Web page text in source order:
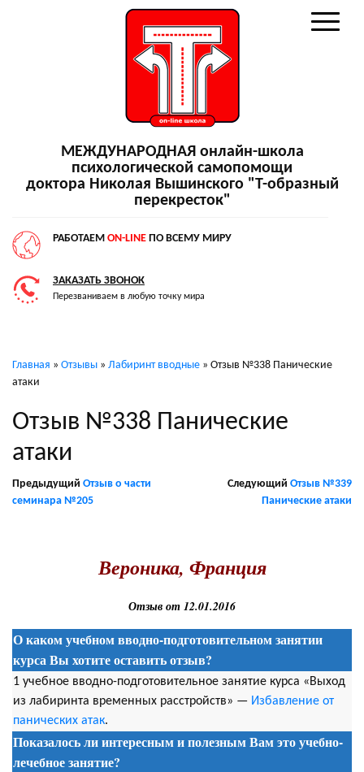
МЕЖДУНАРОДНАЯ онлайн-школа
психологической самопомощи
доктора Николая Вышинского "Т-образный
перекресток"
РАБОТАЕМ ON-LINE ПО ВСЕМУ МИРУ
ЗАКАЗАТЬ ЗВОНОК
Перезваниваем в любую точку мира
Главная » Отзывы » Лабиринт вводные » Отзыв №338 Панические
атаки
Отзыв №338 Панические
атаки
Предыдущий Отзыв о части
семинара №205
Следующий Отзыв №339
Панические атаки
Вероника, Франция
Отзыв от 12.01.2016
О каком учебном вводно-подготовительном занятии
курса Вы хотите оставить отзыв?
1 учебное вводно-подготовительное занятие курса «Выход
из лабиринта временных расстройств» — Избавление от
панических атак.
Показалось ли интересным и полезным Вам это учебно-
лечебное занятие?